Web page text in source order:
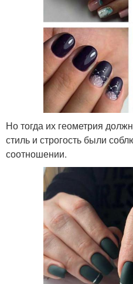
Но тогда их геометрия
стиль и строгость были
соотношении.